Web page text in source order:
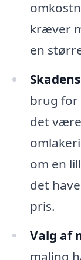
kræver
en
brug for
det
om en
det
pris.
Valg af
maling